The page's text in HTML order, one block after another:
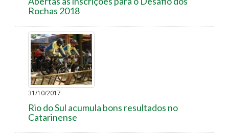
Rochas 2018
31/10/2017
Rio do Sul acumula bons resultados no
Catarinense